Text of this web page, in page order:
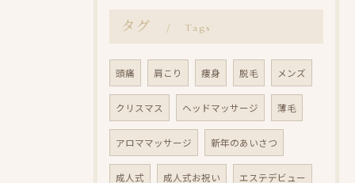
タグ Tags
頭痛 肩こり 痩身 脱毛 メンズ
クリスマス ヘッドマッサージ 薄毛
アロママッサージ 新年のあいさつ
成人式 成人式お祝い エステデビュー